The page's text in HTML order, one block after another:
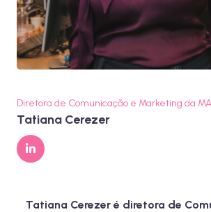
Diretora de Comunicação e Marketing da
Tatiana Cerezer
Tatiana Cerezer é diretora de